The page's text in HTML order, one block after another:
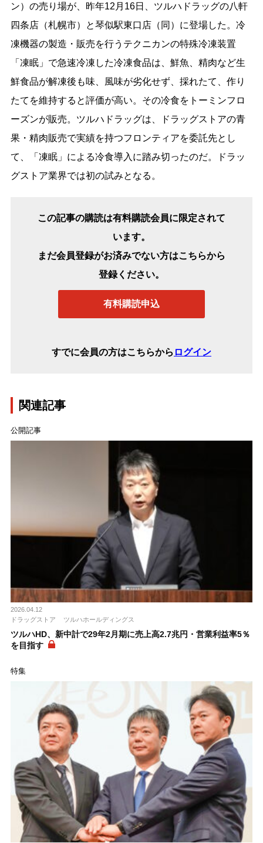
ン）の売り場が、昨年12月16日、ツルハドラッグの八軒
四条店（札幌市）と琴似駅東口店（同）に登場した。冷
凍機器の製造・販売を行うテクニカンの特殊冷凍装置
「凍眠」で急速冷凍した冷凍食品は、鮮魚、精肉など生
鮮食品が解凍後も味、風味が劣化せず、採れたて、作り
たてを維持すると評価が高い。その冷食をトーミンフロ
ーズンが販売。ツルハドラッグは、ドラッグストアの青
果・精肉販売で実績を持つフロンティアを委託先とし
て、「凍眠」による冷食導入に踏み切ったのだ。ドラッ
グストア業界では初の試みとなる。
この記事の購読は有料購読会員に限定されて
います。
まだ会員登録がお済みでない方はこちらから
登録ください。
有料購読申込
すでに会員の方はこちらから ログイン
関連記事
公開記事
2026.04.12
ドラッグストア
ツルハホールディングス
ツルハHD、新中計で29年2月期に売上高2.7兆円・営業利益率5％
を目指す
特集